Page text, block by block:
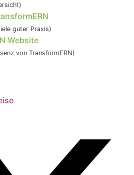
guter Praxis)
Website
von TransformERN)